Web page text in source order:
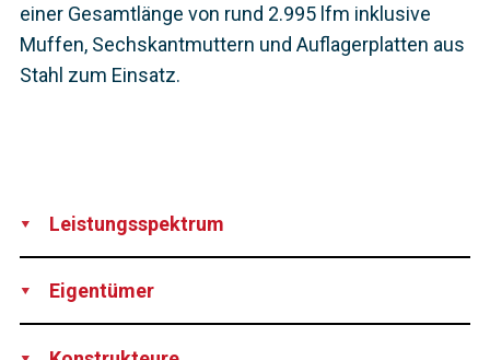
einer Gesamtlänge von rund 2.995 lfm inklusive
Muffen, Sechskantmuttern und Auflagerplatten aus
Stahl zum Einsatz.
Leistungsspektrum
Eigentümer